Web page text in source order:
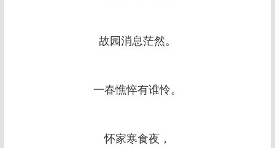
故园消息茫然。
一春憔悴有谁怜。
怀家寒食夜，